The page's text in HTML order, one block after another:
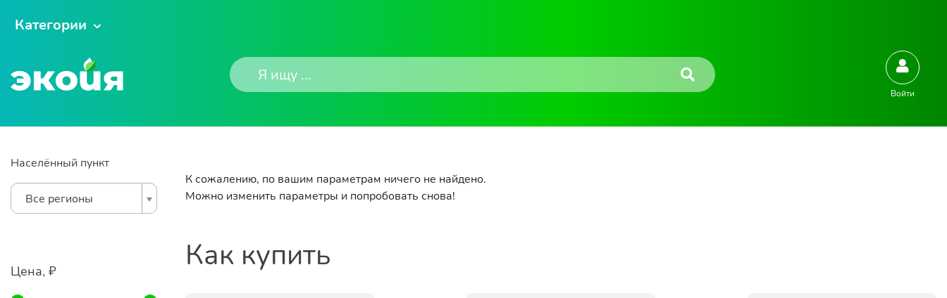
Категории
Войти
Населённый пункт
Все регионы
Цена, ₽
К сожалению, по вашим параметрам ничего не найдено.
Можно изменить параметры и попробовать снова!
Как купить